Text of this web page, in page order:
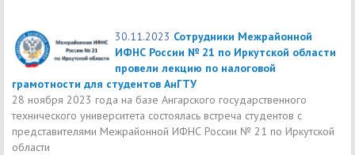
30.11.2023 Сотрудники Межрайонной
ИФНС России № 21 по Иркутской области
провели лекцию по налоговой
грамотности для студентов АнГТУ
28 ноября 2023 года на базе Ангарского государственного
технического университета состоялась встреча студентов с
представителями Межрайонной ИФНС России № 21 по Иркутской
области